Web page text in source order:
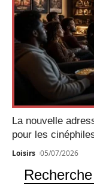
La nouvelle
pour les
Loisirs 05/07/2026
Recherche